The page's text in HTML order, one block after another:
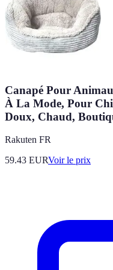
Canapé Pour
À La Mode, Pour
Doux, Chaud,
Rakuten FR
59.43 EURVoir le prix